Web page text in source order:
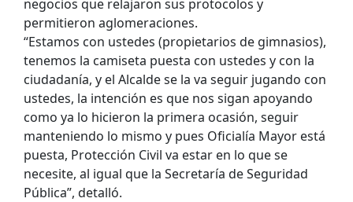
negocios que relajaron sus protocolos y
permitieron aglomeraciones.
“Estamos con ustedes (propietarios de gimnasios),
tenemos la camiseta puesta con ustedes y con la
ciudadanía, y el Alcalde se la va seguir jugando con
ustedes, la intención es que nos sigan apoyando
como ya lo hicieron la primera ocasión, seguir
manteniendo lo mismo y pues Oficialía Mayor está
puesta, Protección Civil va estar en lo que se
necesite, al igual que la Secretaría de Seguridad
Pública”, detalló.